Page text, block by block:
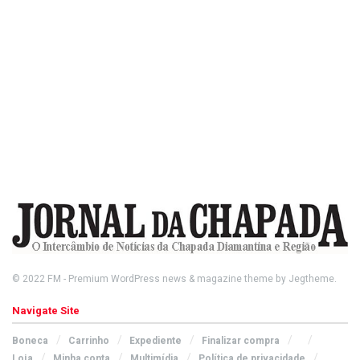
© 2022 FM - Premium WordPress news & magazine theme by Jegtheme.
Navigate Site
Boneca Carrinho Expediente
Finalizar compra